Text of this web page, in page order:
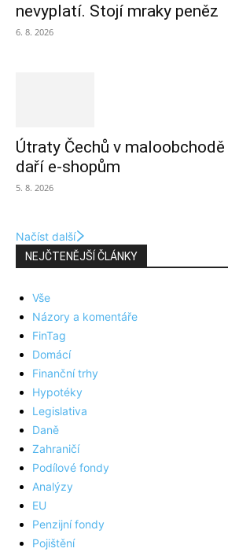
nevyplatí. Stojí mraky peněz
6. 8. 2026
Útraty Čechů v
daří e-shopům
5. 8. 2026
Načíst další
NEJČTENĚJŠÍ ČLÁNKY
Vše
Názory a komentáře
FinTag
Domácí
Finanční trhy
Hypotéky
Legislativa
Daně
Zahraničí
Podílové fondy
Analýzy
EU
Penzijní fondy
Pojištění